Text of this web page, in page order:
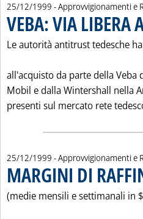
25/12/1999 - Approvvigionamenti e
VEBA: VIA LIBERA
Le autorità antitrust tedesche
all'acquisto da parte della
Mobil e dalla Wintershall nella
presenti sul mercato rete
25/12/1999 - Approvvigionamenti e
MARGINI DI
(medie mensili e settimanali in